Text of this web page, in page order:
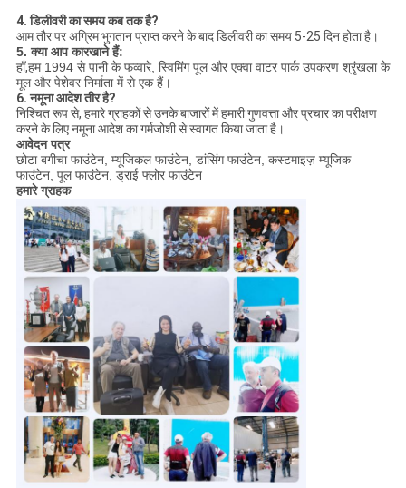
4. डिलीवरी का समय कब तक है?
आम तौर पर अग्रिम भुगतान प्राप्त करने के बाद डिलीवरी का समय 5-25 दिन होता है।
5. क्या आप कारखाने हैं:
हाँ,हम 1994 से पानी के फव्वारे, स्विमिंग पूल और एक्वा वाटर पार्क उपकरण श्रृंखला के
मूल और पेशेवर निर्माता में से एक हैं।
6. नमूना आदेश तीर है?
निश्चित रूप से, हमारे ग्राहकों से उनके बाजारों में हमारी गुणवत्ता और प्रचार का परीक्षण
करने के लिए नमूना आदेश का गर्मजोशी से स्वागत किया जाता है।
आवेदन पत्र
छोटा बगीचा फाउंटेन, म्यूजिकल फाउंटेन, डांसिंग फाउंटेन, कस्टमाइज़ म्यूजिक
फाउंटेन, पूल फाउंटेन, ड्राई फ्लोर फाउंटेन
हमारे ग्राहक